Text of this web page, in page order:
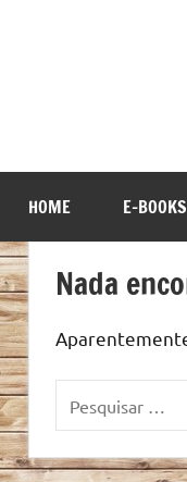
HOME E-
Nada
Pesquisar
por: